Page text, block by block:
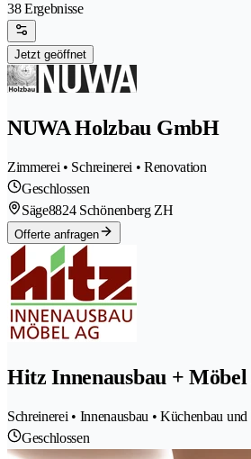
38 Ergebnisse
Jetzt geöffnet
NUWA Holzbau GmbH
Zimmerei • Schreinerei • Renovation
Geschlossen
Säge8824 Schönenberg ZH
Offerte anfragen
Hitz Innenausbau +
Schreinerei • Innenausbau • Küchenbau
Geschlossen